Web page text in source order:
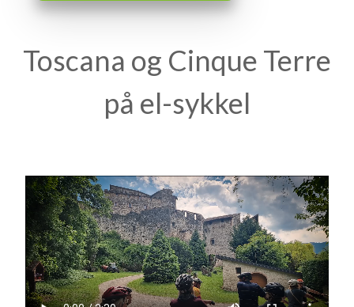
Toscana og Cinque Terre
på el-sykkel